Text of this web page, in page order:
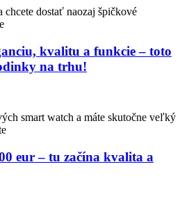
dostať naozaj špičkové
kvalitu a funkcie – toto
na trhu!
smart watch a máte skutočne veľký
eur – tu začína kvalita a